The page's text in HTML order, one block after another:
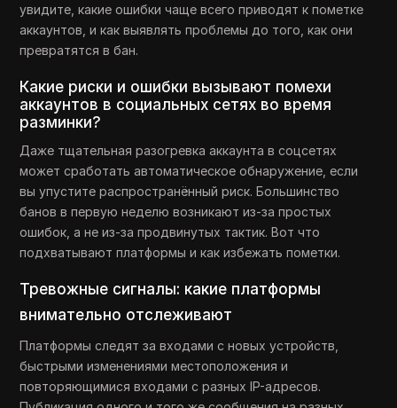
увидите, какие ошибки чаще всего приводят к пометке
аккаунтов, и как выявлять проблемы до того, как они
превратятся в бан.
Какие риски и ошибки вызывают помехи
аккаунтов в социальных сетях во время
разминки?
Даже тщательная разогревка аккаунта в соцсетях
может сработать автоматическое обнаружение, если
вы упустите распространённый риск. Большинство
банов в первую неделю возникают из-за простых
ошибок, а не из-за продвинутых тактик. Вот что
подхватывают платформы и как избежать пометки.
Тревожные сигналы: какие платформы
внимательно отслеживают
Платформы следят за входами с новых устройств,
быстрыми изменениями местоположения и
повторяющимися входами с разных IP-адресов.